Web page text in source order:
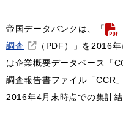
帝国データバンクは、「
調査
（PDF）」を2016
は企業概要データベース「
調査報告書ファイル「CCR
2016年4月末時点での集計結